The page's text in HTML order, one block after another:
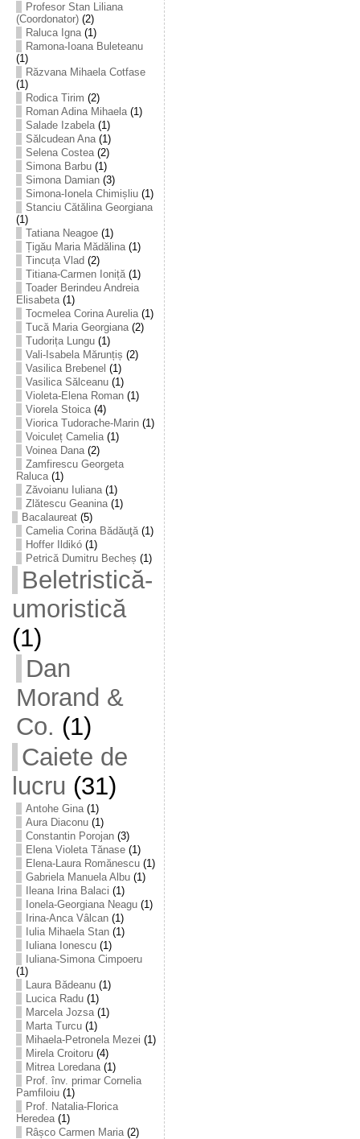
Profesor Stan Liliana
(Coordonator)(2)
Raluca Igna(1)
Ramona-Ioana Buleteanu
(1)
Răzvana Mihaela Cotfase
(1)
Rodica Tirim (2)
Roman Adina Mihaela(1)
Salade Izabela(1)
Sălcudean Ana(1)
Selena Costea(2)
Simona Barbu(1)
Simona Damian(3)
Simona-Ionela Chimișliu(1)
Stanciu Cătălina Georgiana
(1)
Tatiana Neagoe(1)
Țigău Maria Mădălina(1)
Tincuța Vlad (2)
Titiana-Carmen Ioniță(1)
Toader Berindeu Andreia
Elisabeta(1)
Tocmelea Corina Aurelia(1)
Tucă Maria Georgiana(2)
Tudorița Lungu(1)
Vali-Isabela Mărunțiș (2)
Vasilica Brebenel (1)
Vasilica Sălceanu(1)
Violeta-Elena Roman(1)
Viorela Stoica(4)
Viorica Tudorache-Marin(1)
Voiculeț Camelia(1)
Voinea Dana(2)
Zamfirescu Georgeta
Raluca(1)
Zăvoianu Iuliana(1)
Zlătescu Geanina(1)
Bacalaureat(5)
Camelia Corina Bădăuţă(1)
Hoffer Ildikó(1)
Petrică Dumitru Becheș (1)
Beletristică-
umoristică
(1)
Dan
Morand &
Co. (1)
Caiete de
lucru (31)
Antohe Gina(1)
Aura Diaconu(1)
Constantin Porojan(3)
Elena Violeta Tănase(1)
Elena-Laura Romănescu(1)
Gabriela Manuela Albu(1)
Ileana Irina Balaci (1)
Ionela-Georgiana Neagu(1)
Irina-Anca Vâlcan(1)
Iulia Mihaela Stan(1)
Iuliana Ionescu(1)
Iuliana-Simona Cimpoeru
(1)
Laura Bădeanu(1)
Lucica Radu(1)
Marcela Jozsa(1)
Marta Turcu(1)
Mihaela-Petronela Mezei (1)
Mirela Croitoru(4)
Mitrea Loredana(1)
Prof. înv. primar Cornelia
Pamfiloiu(1)
Prof. Natalia-Florica
Heredea(1)
Râșco Carmen Maria(2)